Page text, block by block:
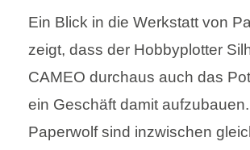
Ein Blick in die Werkstatt von
zeigt, dass der Hobbyplotter
CAMEO durchaus auch das
ein Geschäft damit
Paperwolf sind inzwischen